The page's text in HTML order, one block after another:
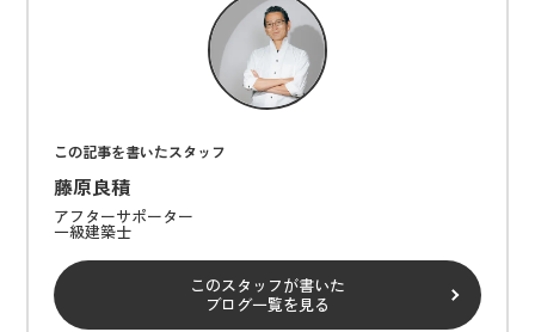
この記事を書いたスタッフ
藤原良積
アフターサポーター
一級建築士
このスタッフが書いた
ブログ一覧を見る